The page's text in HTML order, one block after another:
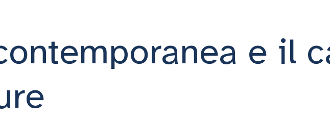
e il